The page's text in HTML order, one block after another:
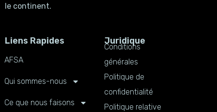
le continent.
Liens Rapides
AFSA
Qui sommes-nous
Ce que nous faisons
Juridique
Conditions
générales
Politique de
confidentialité
Politique relative